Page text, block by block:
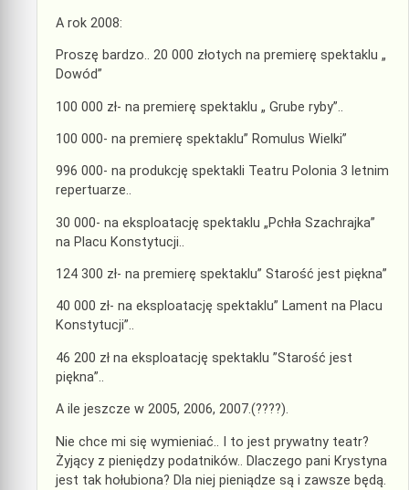
A rok 2008:
Proszę bardzo.. 20 000 złotych na premierę spektaklu „
Dowód”
100 000 zł- na premierę spektaklu „ Grube ryby”..
100 000- na premierę spektaklu” Romulus Wielki”
996 000- na produkcję spektakli Teatru Polonia 3 letnim
repertuarze..
30 000- na eksploatację spektaklu „Pchła Szachrajka”
na Placu Konstytucji..
124 300 zł- na premierę spektaklu” Starość jest piękna”
40 000 zł- na eksploatację spektaklu” Lament na Placu
Konstytucji”..
46 200 zł na eksploatację spektaklu ”Starość jest
piękna”..
A ile jeszcze w 2005, 2006, 2007.(????).
Nie chce mi się wymieniać.. I to jest prywatny teatr?
Żyjący z pieniędzy podatników.. Dlaczego pani Krystyna
jest tak hołubiona? Dla niej pieniądze są i zawsze będą.